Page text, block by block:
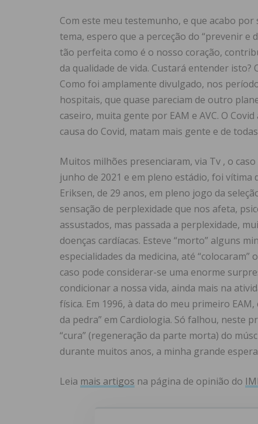
Com este meu testemunho, e que acabo
tema, espero que a perceção do “prevenir
tão perfeita como é o nosso coração,
da qualidade de vida. Custará entender
Como foi amplamente divulgado, nos
hospitais, que quase pareciam de outro
caseiro, muita gente por EAM e AVC. O
causa do Covid, matam mais gente e de
Muitos milhões presenciaram, via Tv , o
junho de 2021 e em pleno estádio, foi
Eriksen, de 29 anos, em pleno jogo da
sensação de perplexidade que nos afeta,
assustados, mas passada a perplexidade,
doenças cardíacas. Esteve “morto” alguns
especialidades da medicina, até
caso pode considerar-se uma enorme
condicionar a nossa vida, ainda mais na
física. Em 1996, à data do meu primeiro
da pedra” em Cardiologia. Só falhou, neste
“cura” (regeneração da parte morta) do
durante muitos anos, a minha grande
Leia mais artigos na página de opinião do